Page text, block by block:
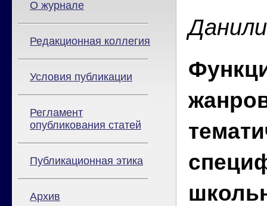
О журнале
Редакционная коллегия
Условия публикации
Регламент
опубликования статей
Публикационная этика
Архив